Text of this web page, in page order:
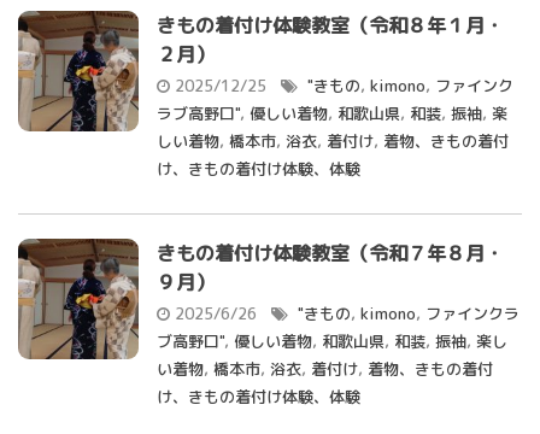
きもの着付け体験教室（令和８年１月・
２月）
2025/12/25 "きもの, kimono, ファインク
ラブ高野口", 優しい着物, 和歌山県, 和装, 振袖, 楽
しい着物, 橋本市, 浴衣, 着付け, 着物、きもの着付
け、きもの着付け体験、体験
きもの着付け体験教室（令和７年８月・
９月）
2025/6/26 "きもの, kimono, ファインクラ
ブ高野口", 優しい着物, 和歌山県, 和装, 振袖, 楽し
い着物, 橋本市, 浴衣, 着付け, 着物、きもの着付
け、きもの着付け体験、体験